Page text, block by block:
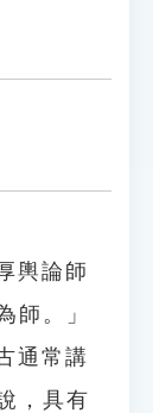
輿論師
師。」
通常講
，具有